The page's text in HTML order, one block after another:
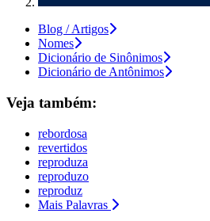
Blog / Artigos
Nomes
Dicionário de Sinônimos
Dicionário de Antônimos
Veja também:
rebordosa
revertidos
reproduza
reproduzo
reproduz
Mais Palavras